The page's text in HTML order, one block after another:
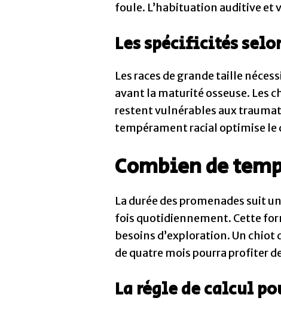
foule. L’habituation auditive et
Les spécificités
Les races de grande taille
avant la maturité osseuse. Les
restent vulnérables aux
tempérament racial optimise
Combien de
La durée des promenades suit
fois quotidiennement. Cette
besoins d’exploration. Un chiot
de quatre mois pourra profiter
La règle de calcul